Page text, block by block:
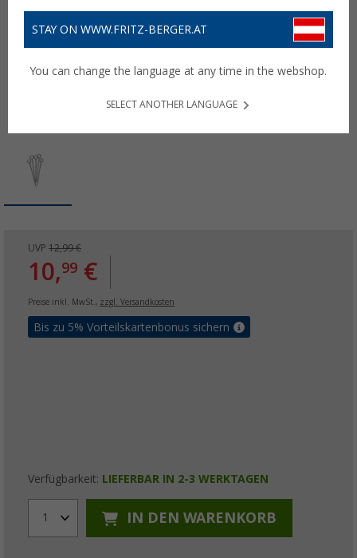
UVP 12,99 €
10,99 €
Preise inkl. MwSt., zzgl. Versandkosten
Bis zu 5% Vorteilskartenbonus sichern
Verfügbarkeit: LIEFERBAR IN 2-3 WERKTAGEN
1 IN DEN WARENKORB
STAY ON WWW.FRITZ-BERGER.AT
You can change the language at any time in the webshop.
SELECT ANOTHER LANGUAGE